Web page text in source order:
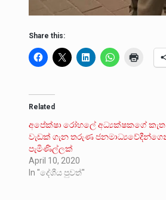
Share this:
Related
අපේක්ෂා රෝහලේ අධ්‍යක්ෂකගේ කැත
වැඩක් ගැන තරුණ
පැමිණිල්ලක්
April 10, 2020
In "දේශීය පුවත්"